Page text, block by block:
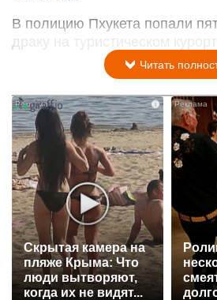
В полицию Пхукета попали
драку на туристическом
Читать
i
Скрытая камера на
пляже Крыма: Что
люди вытворяют,
когда их не видят...